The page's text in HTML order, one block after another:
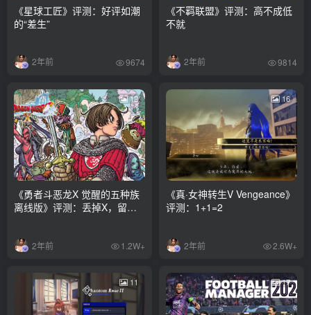
《星球工匠》评测：好评如潮
的“差生”
2年前 9674
《不羁联盟》评测：高不成低
不就
2年前 9814
12
《勇者斗恶龙X 觉醒的五种族
离线版》评测：丢掉X，留下
2年前 1.2W+
16
《真·女神转生V Vengeance》
评测：1+1=2
2年前 2.6W+
11 17